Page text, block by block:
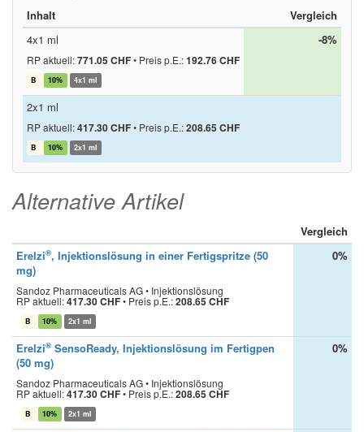
Inhalt
Vergleich
4x1 ml
RP aktuell:771.05 CHF• Preis p.E.:192.76 CHF
B 10% 4x1 ml
-8%
2x1 ml
RP aktuell:417.30 CHF• Preis p.E.:208.65 CHF
B 10% 2x1 ml
Alternative Artikel
Vergleich
Erelzi®, Injektionslösung in einer Fertigspritze (50
mg)
Sandoz Pharmaceuticals AG • Injektionslösung
RP aktuell:417.30 CHF• Preis p.E.:208.65 CHF
B 10% 2x1 ml
0%
Erelzi® SensoReady, Injektionslösung im Fertigpen
(50 mg)
Sandoz Pharmaceuticals AG • Injektionslösung
RP aktuell:417.30 CHF• Preis p.E.:208.65 CHF
B 10% 2x1 ml
0%